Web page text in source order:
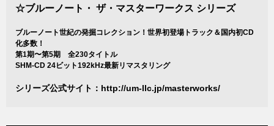
☆ブルーノート・ ザ・マスターワークス シリーズ
ブルーノート世紀の発掘コレクション！世界初登場トラック＆国内初CD
化多数！
第1期〜第5期 全230タイトル
SHM-CD 24ビット192kHz最新リマスタリング
シリーズ公式サイト： http://um-llc.jp/masterworks/